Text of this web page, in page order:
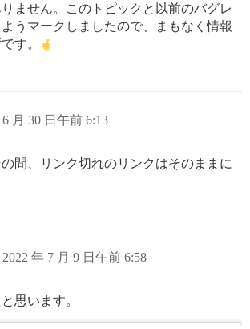
ません。このトピックと以前のバグレ
うマークしましたので、まもなく情報
す。
6 月 30 日午前 6:13
間、リンク切れのリンクはそのままに
2022 年 7 月 9 日午前 6:58
思います。